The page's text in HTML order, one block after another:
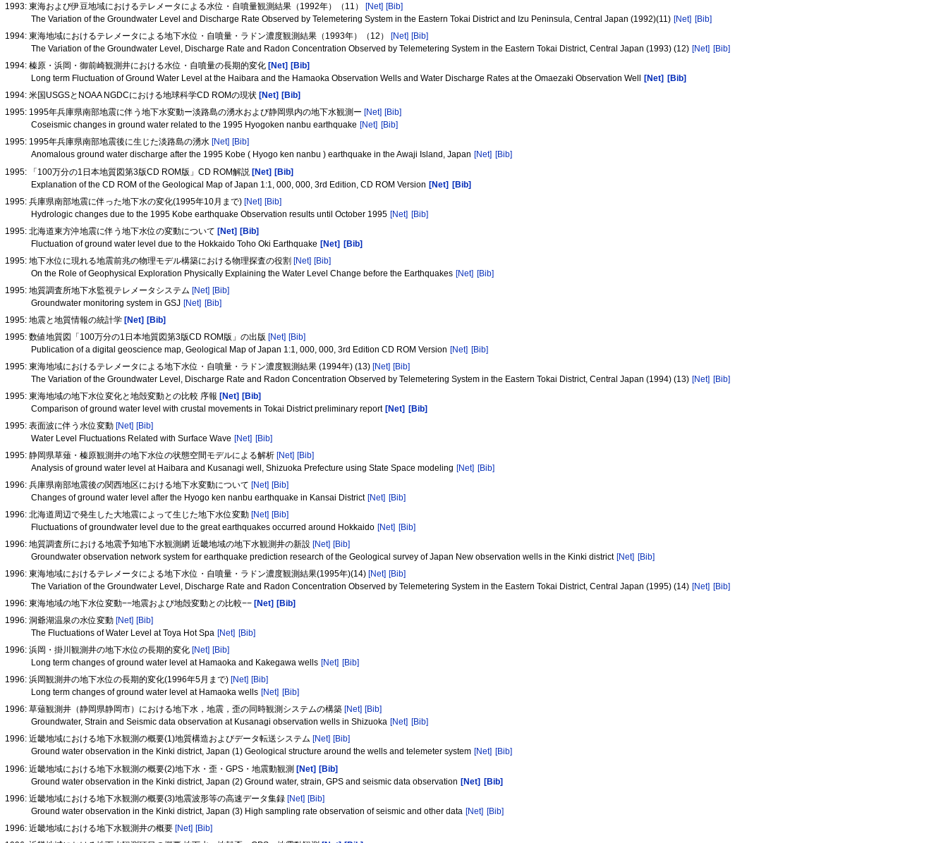
1993: 東海および伊豆地域におけるテレメータによる水位・自噴量観測結果（1992年）（11） [Net] [Bib]
The Variation of the Groundwater Level and Discharge Rate Observed by Telemetering System in the Eastern Tokai District and Izu Peninsula, Central Japan (1992)(11) [Net] [Bib]
1994: 東海地域におけるテレメータによる地下水位・自噴量・ラドン濃度観測結果（1993年）（12） [Net] [Bib]
The Variation of the Groundwater Level, Discharge Rate and Radon Concentration Observed by Telemetering System in the Eastern Tokai District, Central Japan (1993) (12) [Net] [Bib]
1994: 榛原・浜岡・御前崎観測井における水位・自噴量の長期的変化 [Net] [Bib]
Long term Fluctuation of Ground Water Level at the Haibara and the Hamaoka Observation Wells and Water Discharge Rates at the Omaezaki Observation Well
[Net]
[Bib]
1994: 米国USGSとNOAA NGDCにおける地球科学CD ROMの現状 [Net] [Bib]
1995: 1995年兵庫県南部地震に伴う地下水変動ー淡路島の湧水および静岡県内の地下水観測ー [Net] [Bib]
Coseismic changes in ground water related to the 1995 Hyogoken nanbu earthquake [Net] [Bib]
1995: 1995年兵庫県南部地震後に生じた淡路島の湧水 [Net] [Bib]
Anomalous ground water discharge after the 1995 Kobe ( Hyogo ken nanbu ) earthquake in the Awaji Island, Japan [Net] [Bib]
1995: 「100万分の1日本地質図第3版CD ROM版」CD ROM解説[Net] [Bib]
Explanation of the CD ROM of the Geological Map of Japan 1:1, 000, 000, 3rd Edition, CD ROM Version [Net] [Bib]
1995: 兵庫県南部地震に伴った地下水の変化(1995年10月まで)[Net] [Bib]
Hydrologic changes due to the 1995 Kobe earthquake Observation results until October 1995 [Net] [Bib]
1995: 北海道東方沖地震に伴う地下水位の変動について[Net] [Bib]
Fluctuation of ground water level due to the Hokkaido Toho Oki Earthquake [Net] [Bib]
1995: 地下水位に現れる地震前兆の物理モデル構築における物理探査の役割[Net] [Bib]
On the Role of Geophysical Exploration Physically Explaining the Water Level Change before the Earthquakes [Net] [Bib]
1995: 地質調査所地下水監視テレメータシステム[Net] [Bib]
Groundwater monitoring system in GSJ [Net] [Bib]
1995: 地震と地質情報の統計学[Net] [Bib]
1995: 数値地質図「100万分の1日本地質図第3版CD ROM版」の出版[Net] [Bib]
Publication of a digital geoscience map, Geological Map of Japan 1:1, 000, 000, 3rd Edition CD ROM Version [Net] [Bib]
1995: 東海地域におけるテレメータによる地下水位・自噴量・ラドン濃度観測結果 (1994年) (13)[Net] [Bib]
The Variation of the Groundwater Level, Discharge Rate and Radon Concentration Observed by Telemetering System in the Eastern Tokai District, Central Japan (1994) (13) [Net] [Bib]
1995: 東海地域の地下水位変化と地殻変動との比較 序報 [Net] [Bib]
Comparison of ground water level with crustal movements in Tokai District preliminary report [Net]
[Bib]
1995: 表面波に伴う水位変動 [Net] [Bib]
Water Level Fluctuations Related with Surface Wave [Net] [Bib]
1995: 静岡県草薙・榛原観測井の地下水位の状態空間モデルによる解析 [Net] [Bib]
Analysis of ground water level at Haibara and Kusanagi well, Shizuoka Prefecture using State Space modeling [Net] [Bib]
1996: 兵庫県南部地震後の関西地区における地下水変動について [Net] [Bib]
Changes of ground water level after the Hyogo ken nanbu earthquake in Kansai District [Net] [Bib]
1996: 北海道周辺で発生した大地震によって生じた地下水位変動 [Net] [Bib]
Fluctuations of groundwater level due to the great earthquakes occurred around Hokkaido [Net] [Bib]
1996: 地質調査所における地震予知地下水観測網 近畿地域の地下水観測井の新設 [Net] [Bib]
Groundwater observation network system for earthquake prediction research of the Geological survey of Japan New observation wells in the Kinki district [Net] [Bib]
1996: 東海地域におけるテレメータによる地下水位・自噴量・ラドン濃度観測結果(1995年)(14) [Net] [Bib]
The Variation of the Groundwater Level, Discharge Rate and Radon Concentration Observed by Telemetering System in the Eastern Tokai District, Central Japan (1995) (14) [Net] [Bib]
1996: 東海地域の地下水位変動−−地震および地殻変動との比較−− [Net] [Bib]
1996: 洞爺湖温泉の水位変動 [Net] [Bib]
The Fluctuations of Water Level at Toya Hot Spa [Net] [Bib]
1996: 浜岡・掛川観測井の地下水位の長期的変化 [Net] [Bib]
Long term changes of ground water level at Hamaoka and Kakegawa wells [Net] [Bib]
1996: 浜岡観測井の地下水位の長期的変化(1996年5月まで) [Net] [Bib]
Long term changes of ground water level at Hamaoka wells [Net] [Bib]
1996: 草薙観測井（静岡県静岡市）における地下水，地震，歪の同時観測システムの構築 [Net] [Bib]
Groundwater, Strain and Seismic data observation at Kusanagi observation wells in Shizuoka [Net] [Bib]
1996: 近畿地域における地下水観測の概要(1)地質構造およびデータ転送システム [Net] [Bib]
Ground water observation in the Kinki district, Japan (1) Geological structure around the wells and telemeter system [Net] [Bib]
1996: 近畿地域における地下水観測の概要(2)地下水・歪・GPS・地震動観測[Net] [Bib]
Ground water observation in the Kinki district, Japan (2) Ground water, strain, GPS and seismic data observation [Net] [Bib]
1996: 近畿地域における地下水観測の概要(3)地震波形等の高速データ集録[Net] [Bib]
Ground water observation in the Kinki district, Japan (3) High sampling rate observation of seismic and other data [Net] [Bib]
1996: 近畿地域における地下水観測井の概要[Net] [Bib]